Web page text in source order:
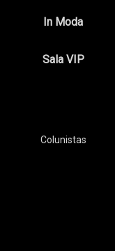
In Moda
Sala VIP
Colunistas